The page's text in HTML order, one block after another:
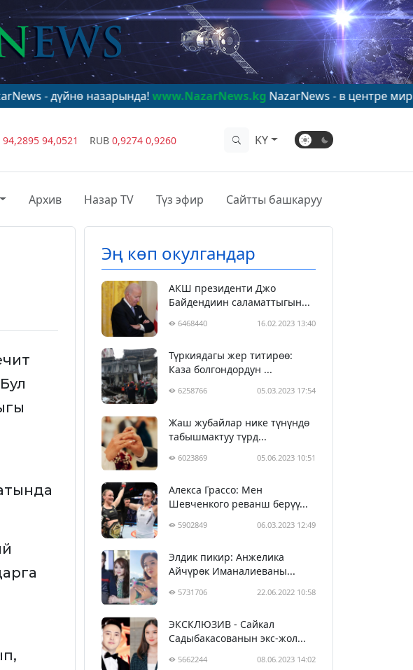
назарында!www.NazarNews.kgNazarNews - в центре мирового
94,2895 94,0521 RUB 0,9274 0,9260 KY
Архив Назар TV Түз эфир Сайтты башкаруу
Эң көп окулгандар
АКШ президенти Джо
Байдендиин саламаттыгын...
6468440 16.02.2023 13:40
Түркиядагы жер титирөө:
Каза болгондордун ...
6258766 05.03.2023 17:54
Жаш жубайлар нике түнүндө
табышмактуу түрд...
6023869 05.06.2023 10:51
Алекса Грассо: Мен
Шевченкого реванш берүү...
5902849 06.03.2023 12:49
Элдик пикир: Анжелика
Айчүрөк Иманалиеваны...
5731706 22.06.2022 10:58
ЭКСКЛЮЗИВ - Сайкал
Садыбакасованын экс-жол...
5662244 08.06.2023 14:02